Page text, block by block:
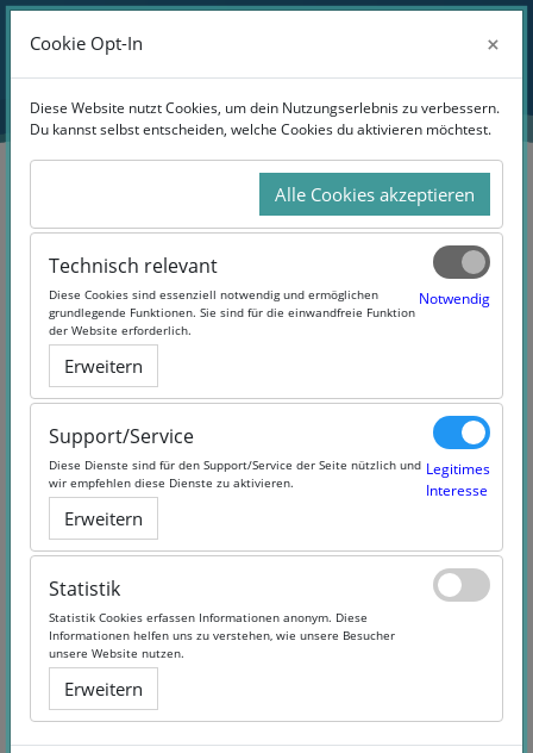
Zum Hauptinhalt
Website-Übersicht
Anmelden
Suchen
1 Products Found
Wissenschaftliches Arbeiten
(Online-Kurs)
Cookie Opt-In ×
Diese Website nutzt Cookies, um dein Nutzungserlebnis zu verbessern.
Du kannst selbst entscheiden, welche Cookies du aktivieren möchtest.
Alle Cookies akzeptieren
Technisch relevant
Diese Cookies sind essenziell notwendig und ermöglichen
grundlegende Funktionen. Sie sind für die einwandfreie Funktion
der Website erforderlich.
Notwendig
Erweitern
Support/Service
Diese Dienste sind für den Support/Service der Seite nützlich und
wir empfehlen diese Dienste zu aktivieren.
Legitimes
Interesse
Erweitern
Statistik
Statistik Cookies erfassen Informationen anonym. Diese
Informationen helfen uns zu verstehen, wie unsere Besucher
unsere Website nutzen.
Erweitern
Cookie Opt-In ×
Diese Website nutzt Cookies, um dein Nutzungserlebnis zu verbessern.
Du kannst selbst entscheiden, welche Cookies du aktivieren möchtest.
Alle Cookies akzeptieren
Technisch relevant
Diese Cookies sind essenziell notwendig und ermöglichen
grundlegende Funktionen. Sie sind für die einwandfreie Funktion
der Website erforderlich.
Notwendig
Erweitern
Support/Service
Diese Dienste sind für den Support/Service der Seite nützlich und
wir empfehlen diese Dienste zu aktivieren.
Legitimes
Interesse
Erweitern
Statistik
Statistik Cookies erfassen Informationen anonym. Diese
Informationen helfen uns zu verstehen, wie unsere Besucher
unsere Website nutzen.
Erweitern